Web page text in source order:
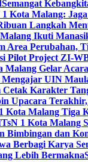
Semangat
Kota Malang:
Langkah
Ikuti
Area Perubahan,
Pilot Project ZI-
Malang Gelar
Mengajar UIN
Karakter
Upacara
Kota Malang Tiga
1 Kota Malang
Bimbingan dan
Berbagi Karya
Lebih Bermakna